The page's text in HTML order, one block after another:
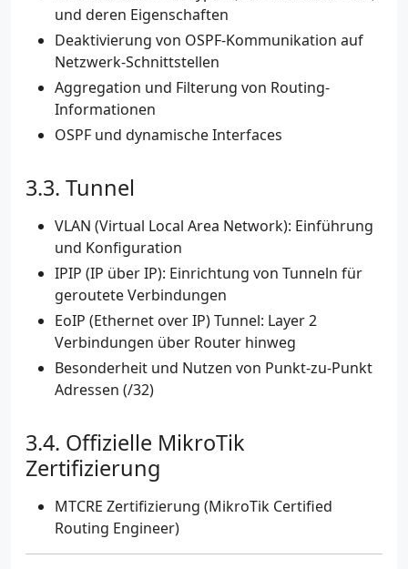
und deren Eigenschaften
Deaktivierung von OSPF-Kommunikation auf
Netzwerk-Schnittstellen
Aggregation und Filterung von Routing-
Informationen
OSPF und dynamische Interfaces
Tunnel
VLAN (Virtual Local Area Network): Einführung
und Konfiguration
IPIP (IP über IP): Einrichtung von Tunneln für
geroutete Verbindungen
EoIP (Ethernet over IP) Tunnel: Layer 2
Verbindungen über Router hinweg
Besonderheit und Nutzen von Punkt-zu-Punkt
Adressen (/32)
Offizielle MikroTik
Zertifizierung
MTCRE Zertifizierung (MikroTik Certified
Routing Engineer)